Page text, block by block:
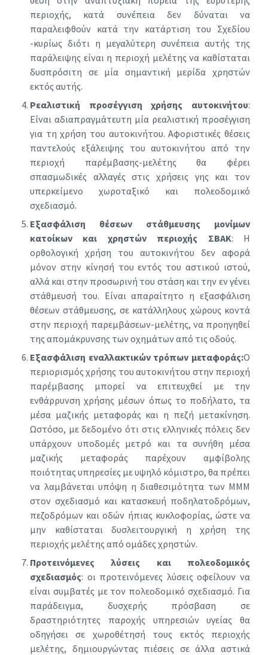
περιοχής, κατά συνέπεια δεν δύναται να
παραλειφθούν κατά την κατάρτιση του Σχεδίου
-κυρίως διότι η μεγαλύτερη συνέπεια αυτής της
παράλειψης είναι η περιοχή μελέτης να καθίσταται
δυσπρόσιτη σε μία σημαντική μερίδα χρηστών
εκτός αυτής.
Ρεαλιστική προσέγγιση χρήσης αυτοκινήτου:
Είναι αδιαπραγμάτευτη μία ρεαλιστική προσέγγιση
για τη χρήση του αυτοκινήτου. Αφοριστικές θέσεις
παντελούς εξάλειψης του αυτοκινήτου από την
περιοχή παρέμβασης-μελέτης θα φέρει
σπασμωδικές αλλαγές στις χρήσεις γης και τον
υπερκείμενο χωροταξικό και πολεοδομικό
σχεδιασμό.
Εξασφάλιση θέσεων στάθμευσης μονίμων
κατοίκων και χρηστών περιοχής ΣΒΑΚ: Η
ορθολογική χρήση του αυτοκινήτου δεν αφορά
μόνον στην κίνησή του εντός του αστικού ιστού,
αλλά και στην προσωρινή του στάση και την εν γένει
στάθμευσή του. Είναι απαραίτητο η εξασφάλιση
θέσεων στάθμευσης, σε κατάλληλους χώρους κοντά
στην περιοχή παρεμβάσεων-μελέτης, να προηγηθεί
της απομάκρυνσης των οχημάτων από τις οδούς.
Εξασφάλιση εναλλακτικών τρόπων μεταφοράς:Ο
περιορισμός χρήσης του αυτοκινήτου στην περιοχή
παρέμβασης μπορεί να επιτευχθεί με την
ενθάρρυνση χρήσης μέσων όπως το ποδήλατο, τα
μέσα μαζικής μεταφοράς και η πεζή μετακίνηση.
Ωστόσο, με δεδομένο ότι στις ελληνικές πόλεις δεν
υπάρχουν υποδομές μετρό και τα συνήθη μέσα
μαζικής μεταφοράς παρέχουν αμφίβολης
ποιότητας υπηρεσίες με υψηλό κόμιστρο, θα πρέπει
να λαμβάνεται υπόψη η διαθεσιμότητα των ΜΜΜ
στον σχεδιασμό και κατασκευή ποδηλατοδρόμων,
πεζοδρόμων και οδών ήπιας κυκλοφορίας, ώστε να
μην καθίσταται δυσλειτουργική η χρήση της
περιοχής μελέτης από ομάδες χρηστών.
Προτεινόμενες λύσεις και πολεοδομικός
σχεδιασμός: οι προτεινόμενες λύσεις οφείλουν να
είναι συμβατές με τον πολεοδομικό σχεδιασμό. Για
παράδειγμα, δυσχερής πρόσβαση σε
δραστηριότητες παροχής υπηρεσιών υγείας θα
οδηγήσει σε χωροθέτησή τους εκτός περιοχής
μελέτης, δημιουργώντας πιέσεις σε άλλα αστικά